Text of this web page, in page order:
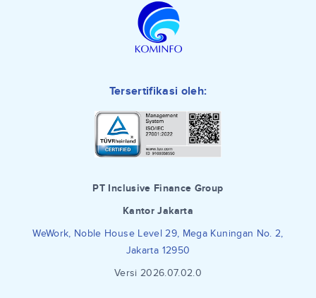
Tersertifikasi oleh:
PT Inclusive Finance Group
Kantor Jakarta
WeWork, Noble House Level 29, Mega Kuningan No. 2,
Jakarta 12950
Versi 2026.07.02.0